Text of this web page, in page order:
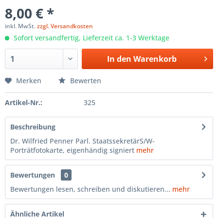
8,00 € *
inkl. MwSt.zzgl. Versandkosten
Sofort versandfertig, Lieferzeit ca. 1-3 Werktage
In den Warenkorb
Merken Bewerten
Artikel-Nr.: 325
Beschreibung
Dr. Wilfried Penner Parl. StaatssekretärS/W-
Porträtfotokarte, eigenhändig signiert mehr
Bewertungen
0
Bewertungen lesen, schreiben und diskutieren... mehr
Ähnliche Artikel